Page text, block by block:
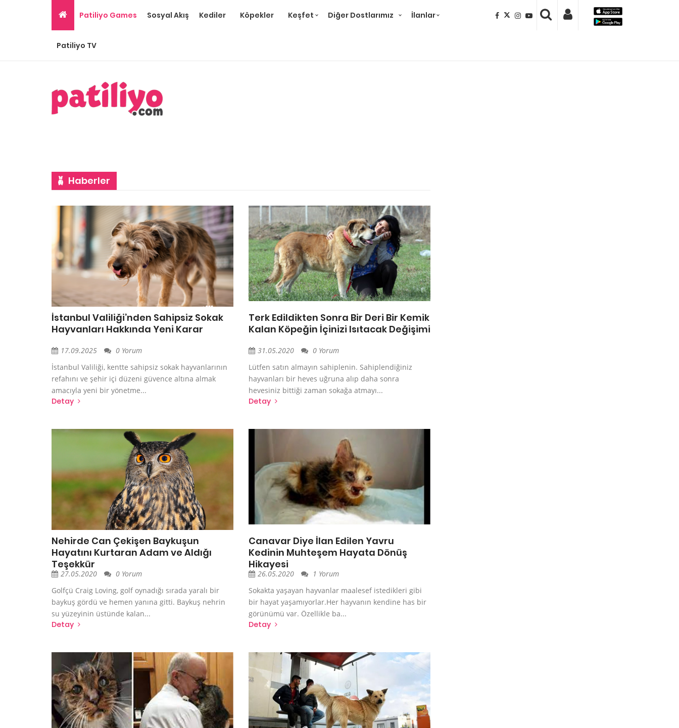
Patiliyo Games Sosyal Akış Kediler Köpekler Keşfet Diğer Dostlarımız İlanlar
Patiliyo TV
Haberler
İstanbul Valiliği’nden Sahipsiz Sokak
Hayvanları Hakkında Yeni Karar
17.09.2025
0 Yorum
İstanbul Valiliği, kentte sahipsiz sokak hayvanlarının
refahını ve şehir içi düzeni güvence altına almak
amacıyla yeni bir yönetme...
Detay
Terk Edildikten Sonra Bir Deri Bir Kemik
Kalan Köpeğin İçinizi Isıtacak Değişimi
31.05.2020
0 Yorum
Lütfen satın almayın sahiplenin. Sahiplendiğiniz
hayvanları bir heves uğruna alıp daha sonra
hevesiniz bittiği zaman sokağa atmayı...
Detay
Nehirde Can Çekişen Baykuşun
Hayatını Kurtaran Adam ve Aldığı
Teşekkür
27.05.2020
0 Yorum
Golfçü Craig Loving, golf oynadığı sırada yaralı bir
baykuş gördü ve hemen yanına gitti. Baykuş nehrin
su yüzeyinin üstünde kalan...
Detay
Canavar Diye İlan Edilen Yavru
Kedinin Muhteşem Hayata Dönüş
Hikayesi
26.05.2020
1 Yorum
Sokakta yaşayan hayvanlar maalesef istedikleri gibi
bir hayat yaşamıyorlar.Her hayvanın kendine has bir
görünümü var. Özellikle ba...
Detay